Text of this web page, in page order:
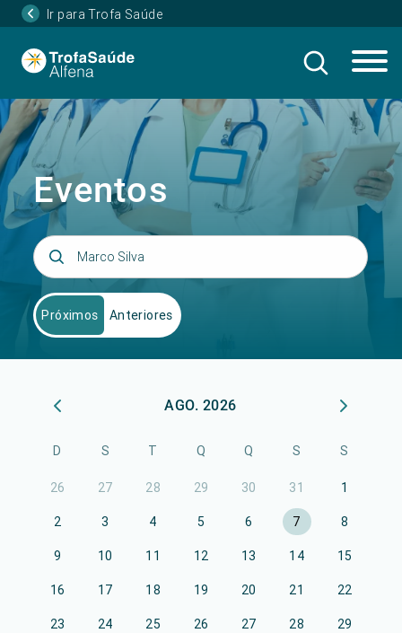
Ir para Trofa Saúde
Eventos
Próximos Anteriores
AGO. 2026
D S T Q Q S S
26 27 28 29 30 31 1
2 3 4 5 6 7 8
9 10 11 12 13 14 15
16 17 18 19 20 21 22
23 24 25 26 27 28 29